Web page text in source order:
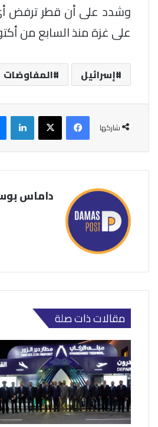
وشدد على أن قطر ترفض أي
على غزة منذ السابع من
إسرائيل المفاوضات
شاركها
فيسبوك‫X
داماس
مقالات ذات صلة